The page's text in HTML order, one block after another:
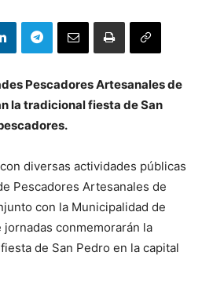
Pescadores Artesanales de
la tradicional fiesta de San
diversas actividades públicas
Pescadores Artesanales de
con la Municipalidad de
conmemorarán la
de San Pedro en la capital